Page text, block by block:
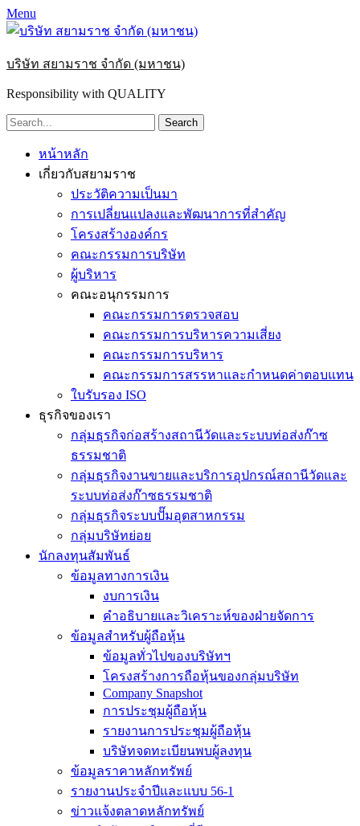
Menu
บริษัท สยามราช จำกัด (มหาชน)
Responsibility with QUALITY
Search
for:
Primary
Menu
Skip
content
หน้าหลัก
เกี่ยวกับสยามราช
ประวัติความเป็นมา
การเปลี่ยนแปลงและพัฒนาการที่สำคัญ
โครงสร้างองค์กร
คณะกรรมการบริษัท
ผู้บริหาร
คณะอนุกรรมการ
คณะกรรมการตรวจสอบ
คณะกรรมการบริหารความเสี่ยง
คณะกรรมการบริหาร
คณะกรรมการสรรหาและกำหนดค่าตอบแทน
ใบรับรอง ISO
ธุรกิจของเรา
กลุ่มธุรกิจก่อสร้างสถานีวัดและระบบท่อส่งก๊าซ
ธรรมชาติ
กลุ่มธุรกิจงานขายและบริการอุปกรณ์สถานีวัดและ
ระบบท่อส่งก๊าซธรรมชาติ
กลุ่มธุรกิจระบบปั๊มอุตสาหกรรม
กลุ่มบริษัทย่อย
นักลงทุนสัมพันธ์
ข้อมูลทางการเงิน
งบการเงิน
คำอธิบายและวิเคราะห์ของฝ่ายจัดการ
ข้อมูลสำหรับผู้ถือหุ้น
ข้อมูลทั่วไปของบริษัทฯ
โครงสร้างการถือหุ้นของกลุ่มบริษัท
Company Snapshot
การประชุมผู้ถือหุ้น
รายงานการประชุมผู้ถือหุ้น
บริษัทจดทะเบียนพบผู้ลงทุน
ข้อมูลราคาหลักทรัพย์
รายงานประจำปีและแบบ 56-1
ข่าวแจ้งตลาดหลักทรัพย์